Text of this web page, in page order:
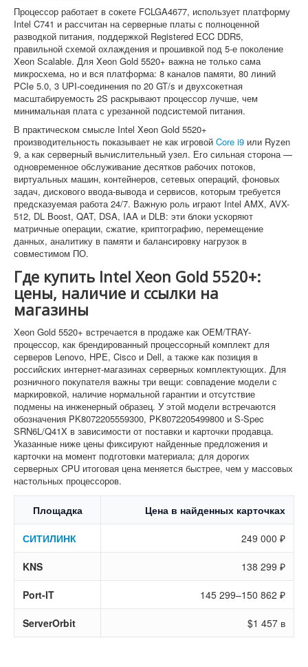
Процессор работает в сокете FCLGA4677, использует платформу
Intel C741 и рассчитан на серверные платы с полноценной
разводкой питания, поддержкой Registered ECC DDR5,
правильной схемой охлаждения и прошивкой под 5-е поколение
Xeon Scalable. Для Xeon Gold 5520+ важна не только сама
микросхема, но и вся платформа: 8 каналов памяти, 80 линий
PCIe 5.0, 3 UPI-соединения по 20 GT/s и двухсокетная
масштабируемость 2S раскрывают процессор лучше, чем
минимальная плата с урезанной подсистемой питания.
В практическом смысле Intel Xeon Gold 5520+
производительность показывает не как игровой Core i9 или Ryzen
9, а как серверный вычислительный узел. Его сильная сторона —
одновременное обслуживание десятков рабочих потоков,
виртуальных машин, контейнеров, сетевых операций, фоновых
задач, дискового ввода-вывода и сервисов, которым требуется
предсказуемая работа 24/7. Важную роль играют Intel AMX, AVX-
512, DL Boost, QAT, DSA, IAA и DLB: эти блоки ускоряют
матричные операции, сжатие, криптографию, перемещение
данных, аналитику в памяти и балансировку нагрузок в
совместимом ПО.
Где купить Intel Xeon Gold 5520+:
цены, наличие и ссылки на
магазины
Xeon Gold 5520+ встречается в продаже как OEM/TRAY-
процессор, как брендированный процессорный комплект для
серверов Lenovo, HPE, Cisco и Dell, а также как позиция в
российских интернет-магазинах серверных комплектующих. Для
розничного покупателя важны три вещи: совпадение модели с
маркировкой, наличие нормальной гарантии и отсутствие
подмены на инженерный образец. У этой модели встречаются
обозначения PK8072205559300, PK8072205499800 и S-Spec
SRN6L/Q41X в зависимости от поставки и карточки продавца.
Указанные ниже цены фиксируют найденные предложения и
карточки на момент подготовки материала; для дорогих
серверных CPU итоговая цена меняется быстрее, чем у массовых
настольных процессоров.
Площадка Цена в найденных карточках
СИТИЛИНК 249 000 ₽
KNS 138 299 ₽
Port-IT 145 299–150 862 ₽
ServerOrbit $1 457 в